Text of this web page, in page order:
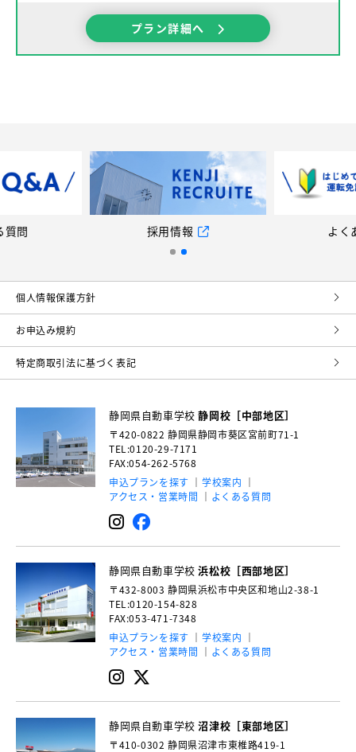
プラン詳細へ
質問 採用情報 よく
個⼈情報保護⽅針
お申込み規約
特定商取引法に基づく表記
静岡県自動車学校静岡校［中部地区］
〒420-0822 静岡県静岡市葵区宮前町71-1
TEL:0120-29-7171
FAX:054-262-5768
申込プランを探す
学校案内
アクセス・営業時間
よくある質問
静岡県自動車学校浜松校［西部地区］
〒432-8003 静岡県浜松市中央区和地山2-38-1
TEL:0120-154-828
FAX:053-471-7348
申込プランを探す
学校案内
アクセス・営業時間
よくある質問
静岡県自動車学校沼津校［東部地区］
〒410-0302 静岡県沼津市東椎路419-1